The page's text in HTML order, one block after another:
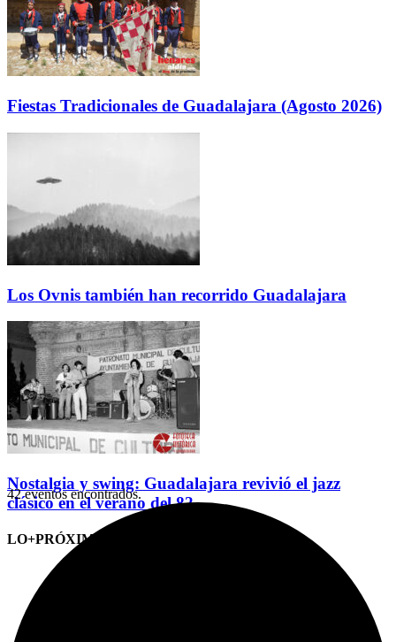
Fiestas Tradicionales de Guadalajara (Agosto 2026)
Los Ovnis también han recorrido Guadalajara
Nostalgia y swing: Guadalajara revivió el jazz
clásico en el verano del 82
LO+PRÓXIMO (CITAS)
42 eventos encontrados.